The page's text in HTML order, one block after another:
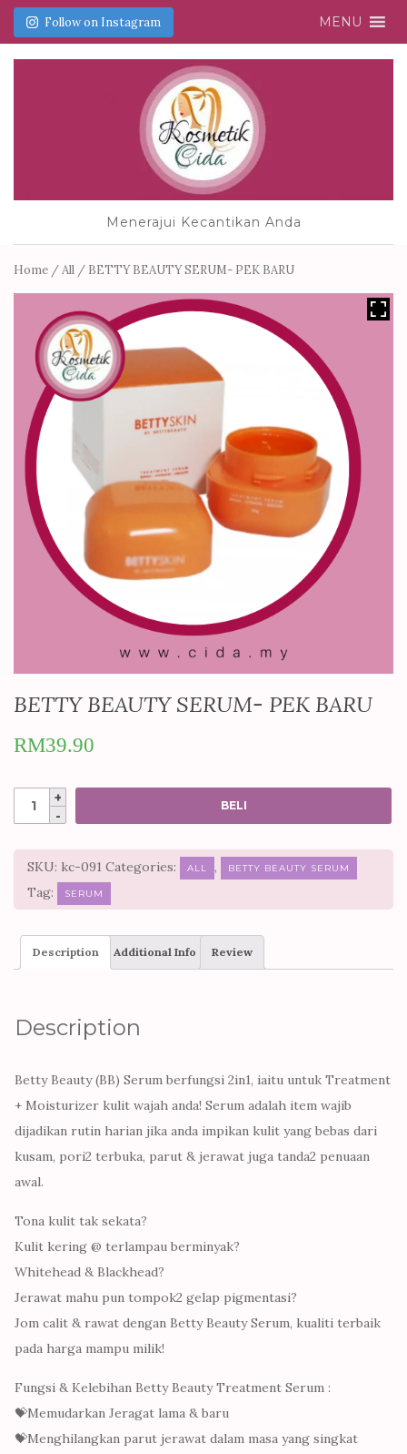
MENU
Menerajui Kecantikan Anda
Home /All / BETTY BEAUTY SERUM- PEK BARU
BETTY BEAUTY SERUM- PEK BARU
RM39.90
Quantity BELI
SKU: kc-091 Categories: ALL , BETTY BEAUTY SERUM
Tag: SERUM
Description Additional Info Review
Description
Betty Beauty (BB) Serum berfungsi 2in1, iaitu untuk Treatment
+ Moisturizer kulit wajah anda! Serum adalah item wajib
dijadikan rutin harian jika anda impikan kulit yang bebas dari
kusam, pori2 terbuka, parut & jerawat juga tanda2 penuaan
awal.
Tona kulit tak sekata?
Kulit kering @ terlampau berminyak?
Whitehead & Blackhead?
Jerawat mahu pun tompok2 gelap pigmentasi?
Jom calit & rawat dengan Betty Beauty Serum, kualiti terbaik
pada harga mampu milik!
Fungsi & Kelebihan Betty Beauty Treatment Serum :
💝Memudarkan Jeragat lama & baru
💝Menghilangkan parut jerawat dalam masa yang singkat
Follow on Instagram